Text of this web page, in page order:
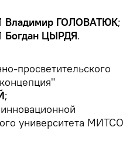
Владимир ГОЛОВАТЮК;
Богдан ЦЫРДЯ.
просветительского
;
университета МИТСО